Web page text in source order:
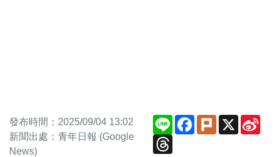
發布時間：2025/09/04 13:02
新聞出處：青年日報 (Google
News)
Line Facebook
Plurk X